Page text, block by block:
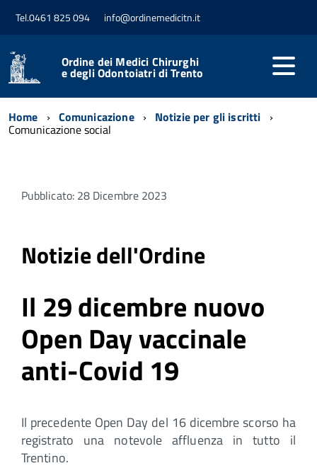
Tel.0461 825 094 info@ordinemedicitn.it
Ordine dei Medici Chirurghi
e degli Odontoiatri di Trento
Home Comunicazione Notizie per gli iscritti
Comunicazione social
Pubblicato: 28 Dicembre 2023
Notizie dell'Ordine
Il 29 dicembre nuovo
Open Day vaccinale
anti-Covid 19
Il precedente Open Day del 16 dicembre scorso ha
registrato una notevole affluenza in tutto il
Trentino.